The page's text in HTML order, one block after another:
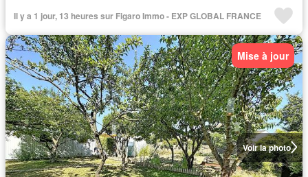
Il y a 1 jour, 13 heures sur Figaro Immo - EXP GLOBAL FRANCE
Voir la photo
Mise à jour